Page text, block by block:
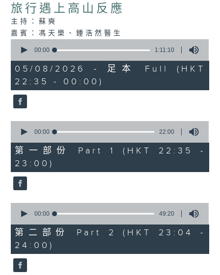
旅行遇上高山反應
主持：蘇奭
嘉賓：馮天樂、鍾浩然醫生
seconds
1
hour,
11
minutes,
10
seconds
00:00 1:11:10
05/08/2026 - 足本 Full (HKT
22:35 - 00:00)
seconds
22
minutes,
0
seconds
00:00 22:00
第一部份 Part 1 (HKT 22:35 -
23:00)
seconds
49
minutes,
20
seconds
00:00 49:20
第二部份 Part 2 (HKT 23:04 -
24:00)